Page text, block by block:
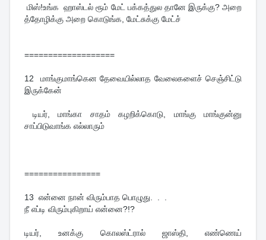
மிஸ்!உங்க ஹாஸ்டல் ரூம் மேட் பக்கத்துல தானே இருக்கு? அறை
த்தோழிக்கு அறை கொடுங்க, மேட்சுக்கு மேட்ச்
===================
12 மாங்குமாங்கென தேவையில்லாத வேலைகளைச் செஞ்சிட்டு
இருக்கேன்
டியர், மாங்கா சாதம் கழறிக்கொடு, மாங்கு மாங்குன்னு
சாப்பிடுவாங்க எல்லாரும்
================
13 என்னை நான் விரும்பாத பொழுது. . .
நீ எப்டி விரும்புகிறாய் என்னை?!?
டியர், உனக்கு கொலஸ்ட்ரால் ஜாஸ்தி, எண்ணெய்